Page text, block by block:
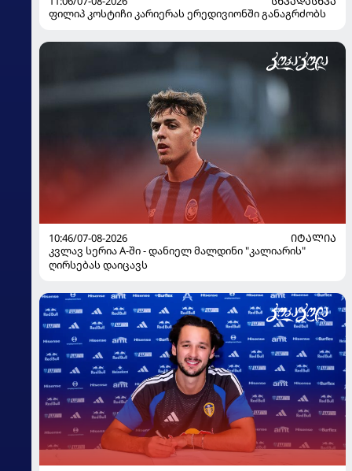
ფილიპ კოსტიჩი კარიერას ერედივიონში განაგრძობს
10:46/07-08-2026
ᲘᲢᲐᲚᲘᲐ
კვლავ სერია A-ში - დანიელ მალდინი "კალიარის"
ღირსებას დაიცავს